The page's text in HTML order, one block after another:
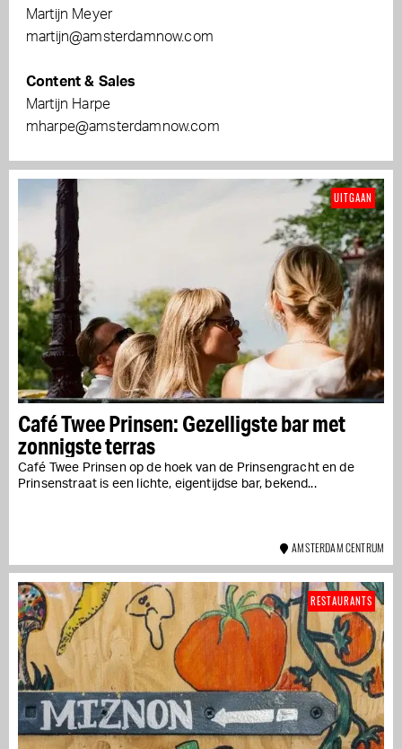
Martijn Meyer
martijn@amsterdamnow.com
Content & Sales
Martijn Harpe
mharpe@amsterdamnow.com
Café Twee Prinsen: Gezelligste bar met
zonnigste terras
Café Twee Prinsen op de hoek van de Prinsengracht en de
Prinsenstraat is een lichte, eigentijdse bar, bekend...
UITGAAN
AMSTERDAM CENTRUM
RESTAURANTS